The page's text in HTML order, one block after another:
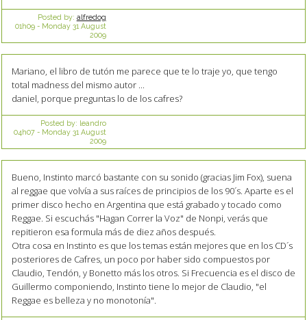
Posted by: alfredog
01h09- Monday 31 August
2009
Mariano, el libro de tutón me parece que te lo traje yo, que tengo
total madness del mismo autor ...
daniel, porque preguntas lo de los cafres?
Posted by: leandro
04h07- Monday 31 August
2009
Bueno, Instinto marcó bastante con su sonido (gracias Jim Fox), suena
al reggae que volvía a sus raíces de principios de los 90´s. Aparte es el
primer disco hecho en Argentina que está grabado y tocado como
Reggae. Si escuchás "Hagan Correr la Voz" de Nonpi, verás que
repitieron esa formula más de diez años después.
Otra cosa en Instinto es que los temas están mejores que en los CD´s
posteriores de Cafres, un poco por haber sido compuestos por
Claudio, Tendón, y Bonetto más los otros. Si Frecuencia es el disco de
Guillermo componiendo, Instinto tiene lo mejor de Claudio, "el
Reggae es belleza y no monotonía".